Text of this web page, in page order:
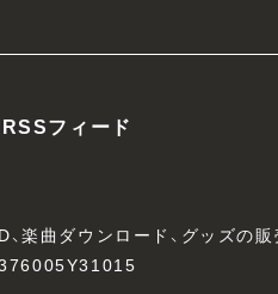
RSSフィード
、楽曲ダウンロード、グッズの